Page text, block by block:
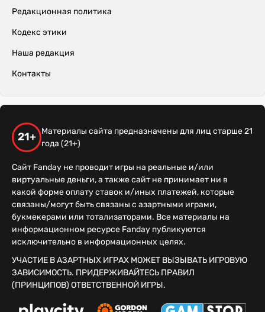
Редакционная политика
Кодекс этики
Наша редакция
Контакты
21+
Материалы сайта предназначены для лиц старше 21
года (21+)
Сайт Fanday не проводит игры на реальные и/или
виртуальные деньги, а также сайт не принимает ни в
какой форме оплату ставок и/иных платежей, которые
связаны/могут быть связаны с азартными играми,
букмекерами или тотализаторами. Все материалы на
информационном ресурсе Fanday публикуются
исключительно в информационных целях.
УЧАСТИЕ В АЗАРТНЫХ ИГРАХ МОЖЕТ ВЫЗЫВАТЬ ИГРОВУЮ
ЗАВИСИМОСТЬ. ПРИДЕРЖИВАЙТЕСЬ ПРАВИЛ
(ПРИНЦИПОВ) ОТВЕТСТВЕННОЙ ИГРЫ.